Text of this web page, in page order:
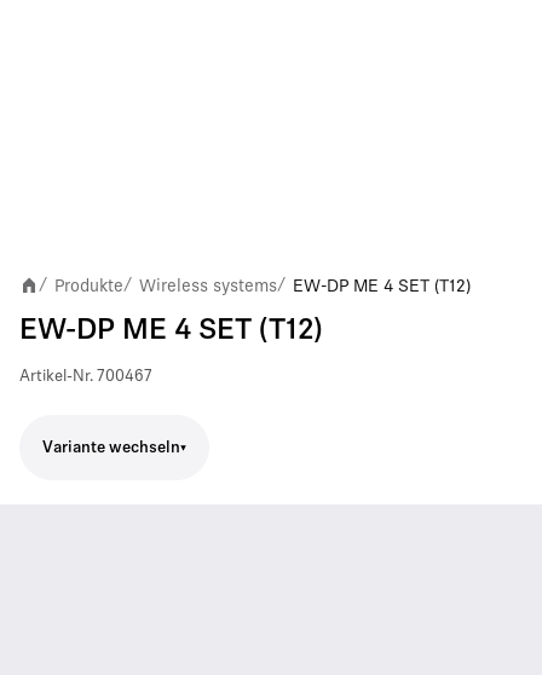
/ Produkte/ Wireless systems/ EW-DP ME 4 SET (T12)
EW-DP ME 4 SET (T12)
Artikel-Nr. 700467
Variante wechseln